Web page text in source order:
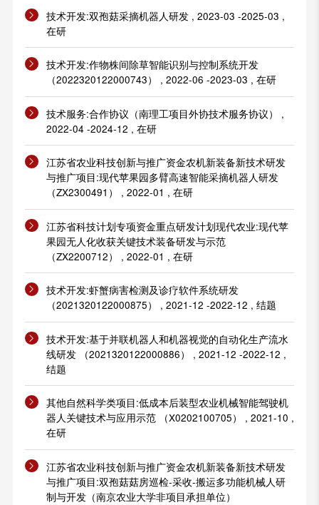
技术开发:双孢菇采摘机器人研发 , 2023-03 -2025-03 ,
在研
技术开发:作物株间除草智能识别与控制系统开发
（2022320122000743） , 2022-06 -2023-03 , 在研
技术服务:合作协议（南理工项目外协技术服务协议） ,
2022-04 -2024-12 , 在研
江苏省农业科技创新与推广资金农机新装备新技术研发
与推广项目:现代苹果园多臂高速智能采摘机器人研发
（ZX2300491） , 2022-01 , 在研
江苏省科技计划专项资金重点研发计划现代农业:现代苹
果园无人化收获关键技术装备研发与示范
（ZX2200712） , 2022-01 , 在研
技术开发:虾蟹病害检测及诊疗软件系统研发
（2021320122000875） , 2021-12 -2022-12 , 结题
技术开发:基于并联机器人和机器视觉的自动化生产流水
线研发 （2021320122000886） , 2021-12 -2022-12 ,
结题
其他自然科学类项目:低成本后装型农业机械智能驾驶机
器人关键技术与应用示范 （X0202100705） , 2021-10 ,
在研
江苏省农业科技创新与推广资金农机新装备新技术研发
与推广项目:双孢菇菇房巡检-采收-搬运多功能机械人研
制与开发（南京农业大学非项目承担单位）